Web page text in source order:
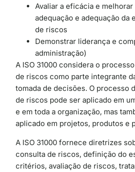
Avaliar a eficácia e
adequação e adequação da
de riscos
Demonstrar liderança e
administração)
A ISO 31000 considera o
de riscos como parte integrante
tomada de decisões. O processo
de riscos pode ser aplicado em
e em toda a organização, mas
aplicado em projetos, produtos e
A ISO 31000 fornece diretrizes
consulta de riscos, definição do
critérios, avaliação de riscos,